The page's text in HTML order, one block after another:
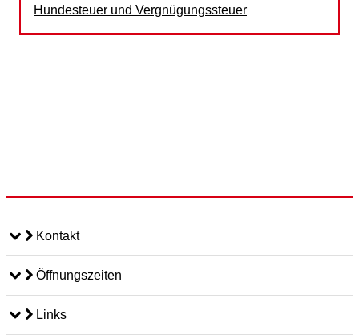
Hundesteuer und Vergnügungssteuer
Kontakt
Öffnungszeiten
Links